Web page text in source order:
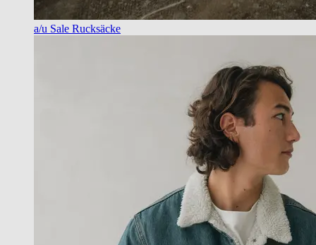
a/u Sale Rucksäcke